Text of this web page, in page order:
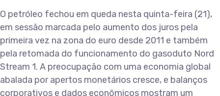
O petróleo fechou em queda nesta quinta-feira (21),
em sessão marcada pelo aumento dos juros pela
primeira vez na zona do euro desde 2011 e também
pela retomada do funcionamento do gasoduto Nord
Stream 1. A preocupação com uma economia global
abalada por apertos monetários cresce, e balanços
corporativos e dados econômicos mostram um